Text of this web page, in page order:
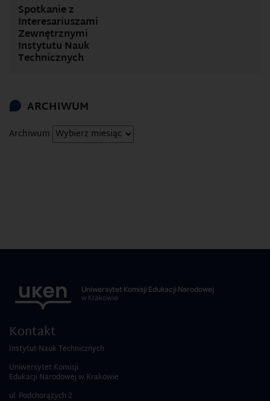
Spotkanie z
Interesariuszami
Zewnętrznymi
Instytutu Nauk
Technicznych
ARCHIWUM
Archiwum
Uniwersytet Komisji Edukacji Narodowej
w Krakowie
Kontakt
Instytut Nauk Technicznych
Uniwersytet Komisji
Edukacji Narodowej w Krakowie
ul. Podchorążych 2